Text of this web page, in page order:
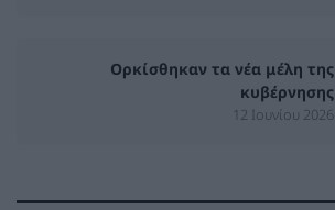
Ορκίσθηκαν τα νέα μέλη της
κυβέρνησης
12 Ιουνίου 2026